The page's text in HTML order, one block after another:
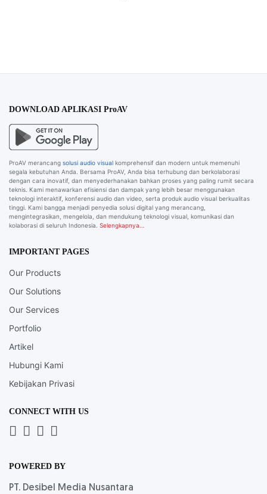
DOWNLOAD APLIKASI ProAV
ProAV merancang solusi audio visual komprehensif dan modern untuk memenuhi
segala kebutuhan Anda. Bersama ProAV, Anda bisa terhubung dan berkolaborasi
dengan cara inovatif, dan menyederhanakan bahkan proses yang paling rumit secara
teknis. Kami menawarkan efisiensi dan dampak yang lebih besar menggunakan
teknologi interaktif, konferensi audio dan video, serta produk audio visual berkualitas
tinggi. Kami bangga menjadi penyedia solusi digital yang merancang,
mengintegrasikan, mengelola, dan mendukung teknologi visual, komunikasi dan
kolaborasi di seluruh Indonesia. Selengkapnya…
IMPORTANT PAGES
Our Products
Our Solutions
Our Services
Portfolio
Artikel
Hubungi Kami
Kebijakan Privasi
CONNECT WITH US
POWERED BY
PT. Desibel Media Nusantara